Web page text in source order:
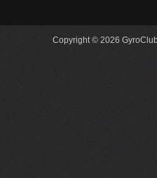
Copyright © 2026